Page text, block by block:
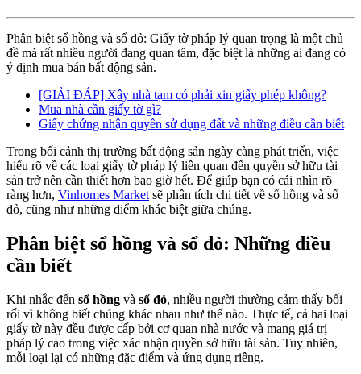
Phân biệt sổ hồng và sổ đỏ: Giấy tờ pháp lý quan trọng là một chủ
đề mà rất nhiều người đang quan tâm, đặc biệt là những ai đang có
ý định mua bán bất động sản.
[GIẢI ĐÁP] Xây nhà tạm có phải xin giấy phép không?
Mua nhà cần giấy tờ gì?
Giấy chứng nhận quyền sử dụng đất và những điều cần biết
Trong bối cảnh thị trường bất động sản ngày càng phát triển, việc
hiểu rõ về các loại giấy tờ pháp lý liên quan đến quyền sở hữu tài
sản trở nên cần thiết hơn bao giờ hết. Để giúp bạn có cái nhìn rõ
ràng hơn, Vinhomes Market sẽ phân tích chi tiết về sổ hồng và sổ
đỏ, cũng như những điểm khác biệt giữa chúng.
Phân biệt sổ hồng và sổ đỏ: Những điều
cần biết
Khi nhắc đến sổ hồng và sổ đỏ, nhiều người thường cảm thấy bối
rối vì không biết chúng khác nhau như thế nào. Thực tế, cả hai loại
giấy tờ này đều được cấp bởi cơ quan nhà nước và mang giá trị
pháp lý cao trong việc xác nhận quyền sở hữu tài sản. Tuy nhiên,
mỗi loại lại có những đặc điểm và ứng dụng riêng.